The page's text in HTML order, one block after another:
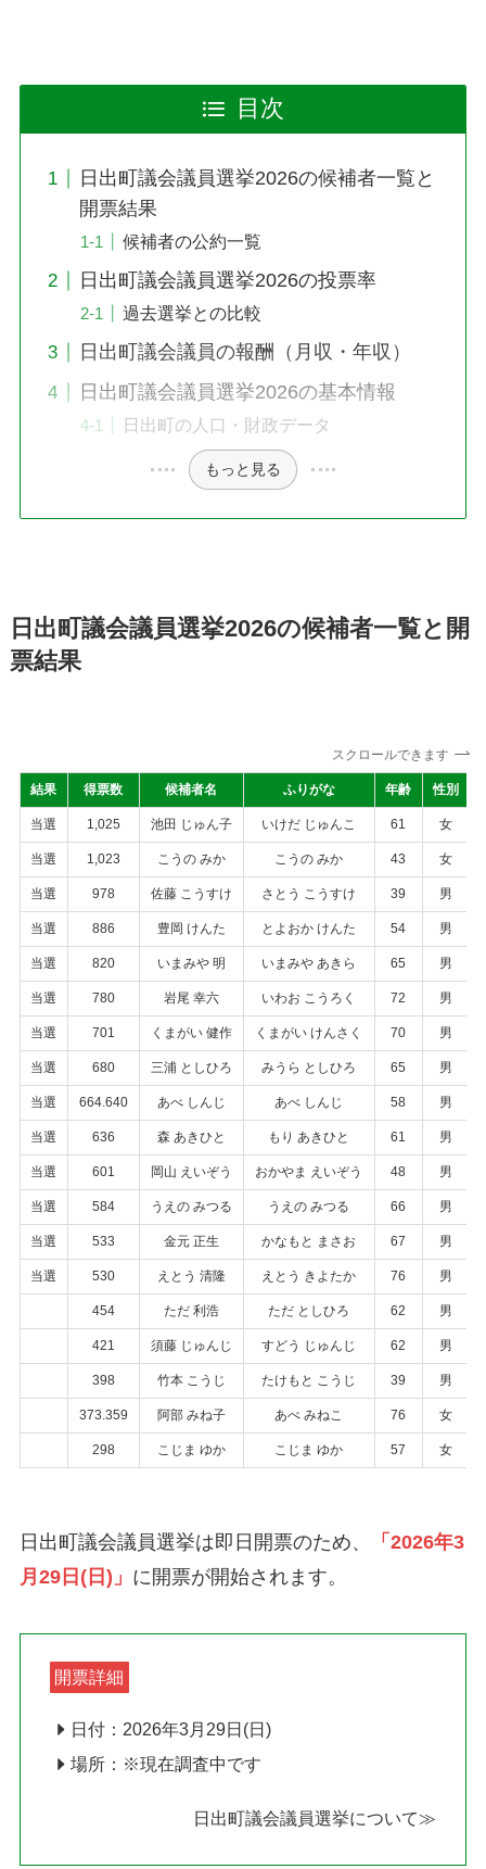
目次
日出町議会議員選挙2026の候補者一覧と
開票結果
候補者の公約一覧
日出町議会議員選挙2026の投票率
過去選挙との比較
日出町議会議員の報酬（月収・年収）
日出町議会議員選挙2026の基本情報
日出町の人口・財政データ
もっと見る
日出町議会議員選挙2026の候補者一覧と開
票結果
スクロールできます
結果 得票数 候補者名 ふりがな 年齢 性別
当選 1,025 池田 じゅん子 いけだ じゅんこ 61 女
当選 1,023 こうの みか こうの みか 43 女
当選 978 佐藤 こうすけ さとう こうすけ 39 男
当選 886 豊岡 けんた とよおか けんた 54 男
当選 820 いまみや 明 いまみや あきら 65 男
当選 780 岩尾 幸六 いわお こうろく 72 男
当選 701 くまがい 健作 くまがい けんさく 70 男
当選 680 三浦 としひろ みうら としひろ 65 男
当選 664.640 あべ しんじ あべ しんじ 58 男
当選 636 森 あきひと もり あきひと 61 男
当選 601 岡山 えいぞう おかやま えいぞう 48 男
当選 584 うえの みつる うえの みつる 66 男
当選 533 金元 正生 かなもと まさお 67 男
当選 530 えとう 清隆 えとう きよたか 76 男
454 ただ 利浩 ただ としひろ 62 男
421 須藤 じゅんじ すどう じゅんじ 62 男
398 竹本 こうじ たけもと こうじ 39 男
373.359 阿部 みね子 あべ みねこ 76 女
298 こじま ゆか こじま ゆか 57 女
日出町議会議員選挙は即日開票のため、
「2026年3
月29日(日)」 に開票が開始されます。
開票詳細
日付：2026年3月29日(日)
場所：※現在調査中です
日出町議会議員選挙について≫